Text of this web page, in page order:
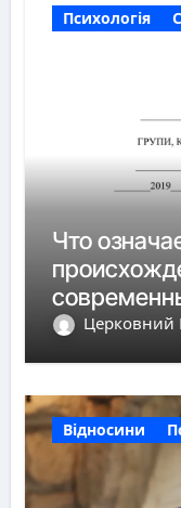
Психологія
Что
Церковний
Відносини